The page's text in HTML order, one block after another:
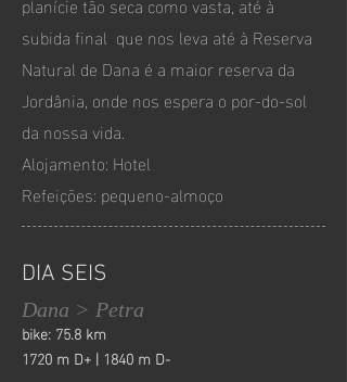
subida final que nos leva até à Reserva
Natural de Dana é a maior reserva da
Jordânia, onde nos espera o por-do-sol
da nossa vida.
Alojamento: Hotel
Refeições: pequeno-almoço
DIA SEIS
Dana > Petra
bike: 75.8 km
1720 m D+ | 1840 m D-